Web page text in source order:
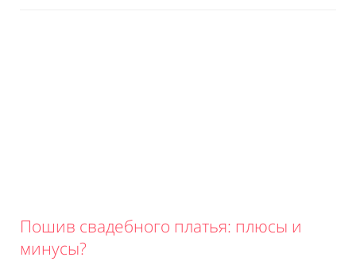
Пошив свадебного платья: плюсы и
минусы?